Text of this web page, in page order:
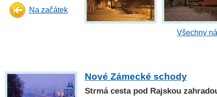
Na začátek
Všechny
Nové Zámecké schody
Strmá cesta pod Rajskou